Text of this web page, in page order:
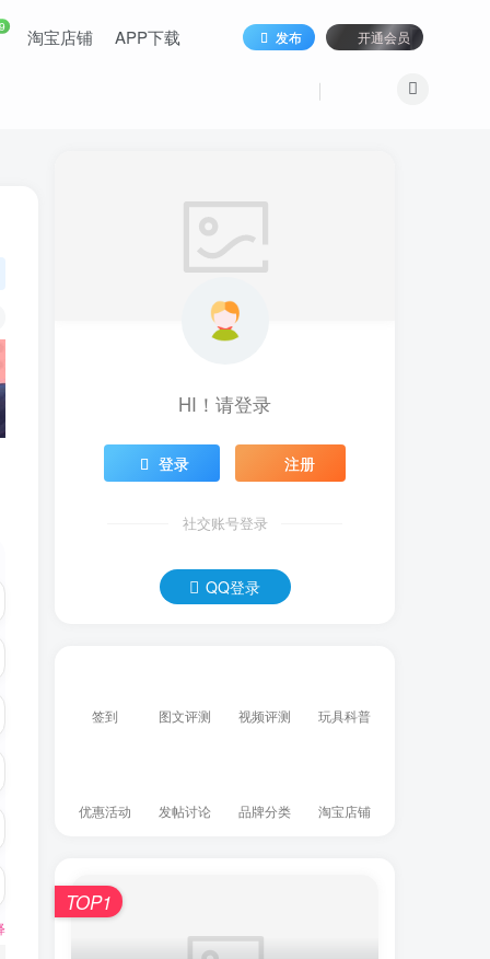
淘宝店铺 APP下载 发布 开通会员
HI！请登录
登录 注册
社交账号登录
QQ登录
签到 图文评测 视频评测 玩具科普
优惠活动 发帖讨论 品牌分类 淘宝店铺
TOP1